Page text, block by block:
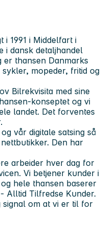
i 1991 i Middelfart i
i dansk detaljhandel
er thansen Danmarks
mopeder, fritid og
Bilrekvisita med sine
konseptet og vi
landet. Det forventes
vår digitale satsing så
Den har
arbeider hver dag for
Vi betjener kunder i
hele thansen baserer
Alltid Tilfredse Kunder.
signal om at vi er til for